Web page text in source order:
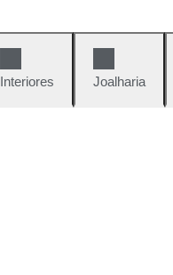
Interiores Joalharia